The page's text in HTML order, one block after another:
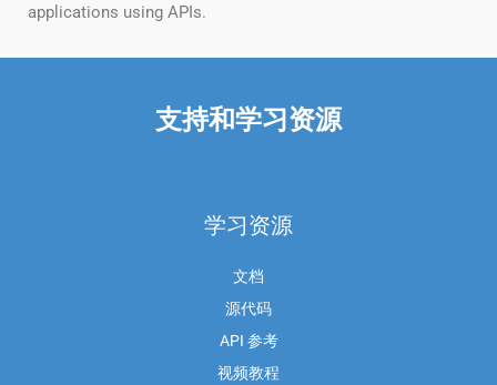
applications using APIs.
支持和学习资源
学习资源
文档
源代码
API 参考
视频教程